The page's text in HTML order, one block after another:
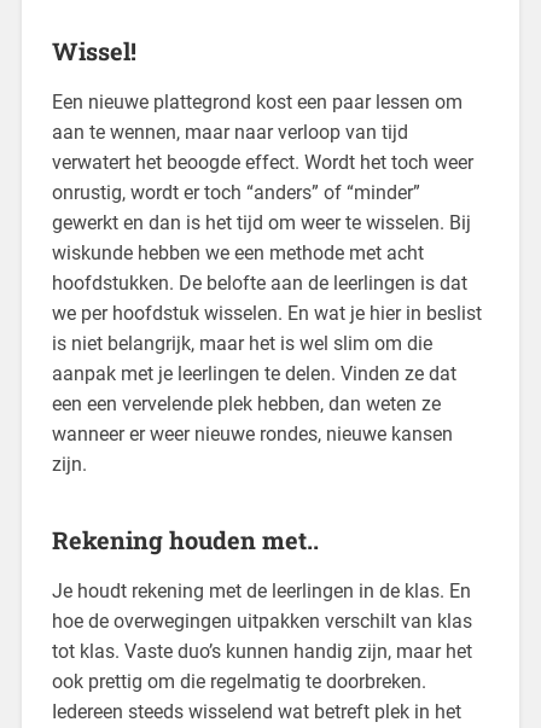
Wissel!
Een nieuwe plattegrond kost een paar lessen om
aan te wennen, maar naar verloop van tijd
verwatert het beoogde effect. Wordt het toch weer
onrustig, wordt er toch “anders” of “minder”
gewerkt en dan is het tijd om weer te wisselen. Bij
wiskunde hebben we een methode met acht
hoofdstukken. De belofte aan de leerlingen is dat
we per hoofdstuk wisselen. En wat je hier in beslist
is niet belangrijk, maar het is wel slim om die
aanpak met je leerlingen te delen. Vinden ze dat
een een vervelende plek hebben, dan weten ze
wanneer er weer nieuwe rondes, nieuwe kansen
zijn.
Rekening houden met..
Je houdt rekening met de leerlingen in de klas. En
hoe de overwegingen uitpakken verschilt van klas
tot klas. Vaste duo’s kunnen handig zijn, maar het
ook prettig om die regelmatig te doorbreken.
Iedereen steeds wisselend wat betreft plek in het